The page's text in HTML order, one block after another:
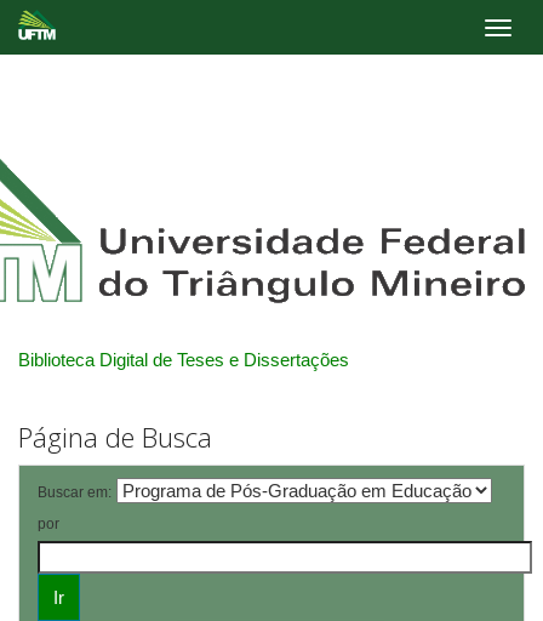
Biblioteca Digital de Teses e Dissertações
Página de Busca
Buscar em:
por